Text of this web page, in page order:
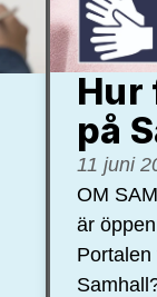
Hur
på
11 juni
OM
är